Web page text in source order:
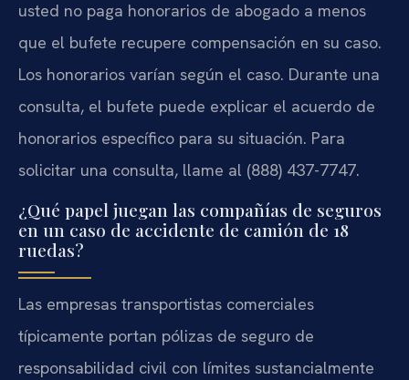
usted no paga honorarios de abogado a menos
que el bufete recupere compensación en su caso.
Los honorarios varían según el caso. Durante una
consulta, el bufete puede explicar el acuerdo de
honorarios específico para su situación. Para
solicitar una consulta, llame al (888) 437-7747.
¿Qué papel juegan las compañías de seguros
en un caso de accidente de camión de 18
ruedas?
Las empresas transportistas comerciales
típicamente portan pólizas de seguro de
responsabilidad civil con límites sustancialmente